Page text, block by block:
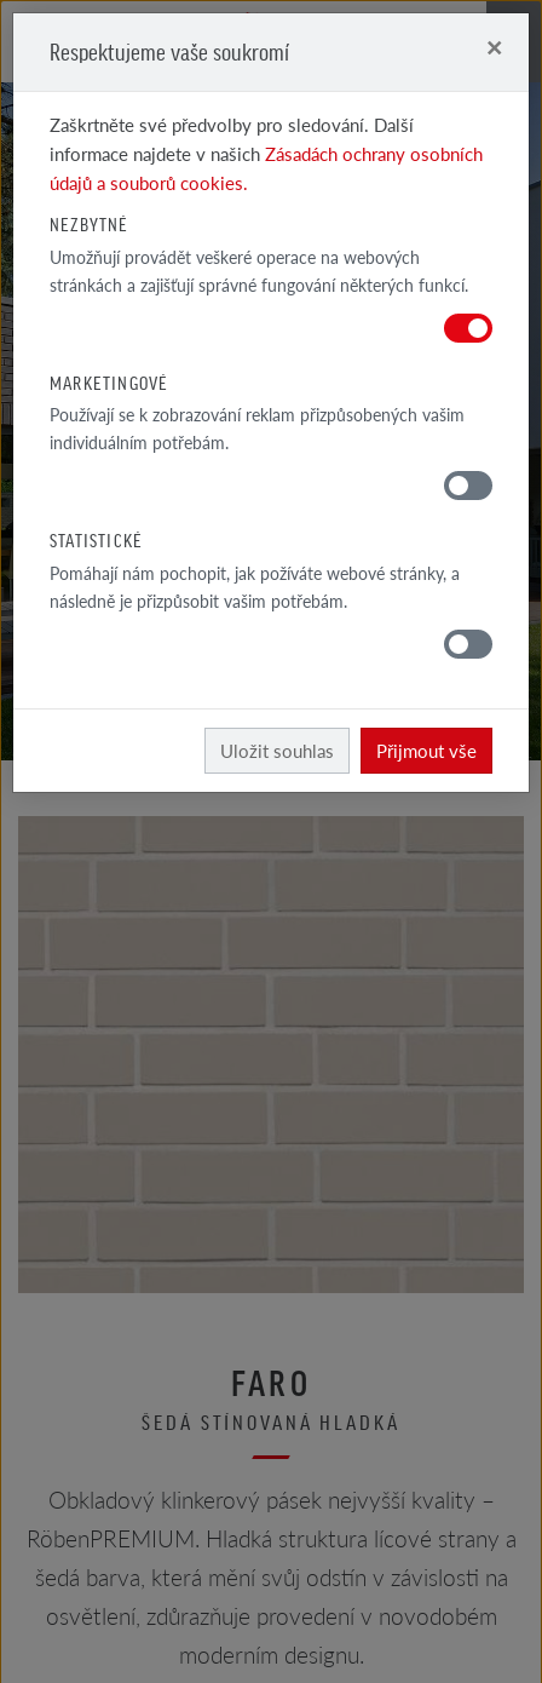
FARO
KDE
Vyrobky fasáda Klinkerové a lícové pásky typ I
FARO
ŠEDÁ STÍNOVANÁ HLADKÁ
Obkladový klinkerový pásek nejvyšší kvality –
RöbenPREMIUM. Hladká struktura lícové strany a
šedá barva, která mění svůj odstín v závislosti na
osvětlení, zdůrazňuje provedení v novodobém
moderním designu.
Respektujeme vaše soukromí ×
Zaškrtněte své předvolby pro sledování. Další
informace najdete v našichZásadách ochrany osobních
údajů a souborů cookies.
NEZBYTNÉ
Umožňují provádět veškeré operace na webových
stránkách a zajišťují správné fungování některých funkcí.
MARKETINGOVÉ
Používají se k zobrazování reklam přizpůsobených vašim
individuálním potřebám.
STATISTICKÉ
Pomáhají nám pochopit, jak požíváte webové stránky, a
následně je přizpůsobit vašim potřebám.
Uložit souhlas Přijmout vše